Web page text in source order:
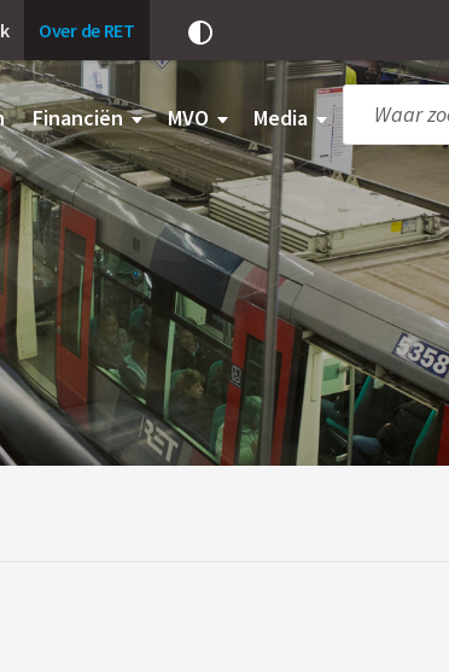
Over de RET
Pas
contrast
Financiën MVO Media